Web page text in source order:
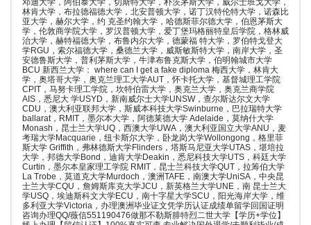
邓迪大学，阿伯泰大学，切斯特大学，朴茨茅斯大学，威尔士班戈大学，
林肯大学，布拉德福德大学，北安普顿大学，诺丁汉特伦特大学，诺森比
亚大学，赫尔大学，约 克圣约翰大学，哈德斯菲尔德大学，伯恩茅斯大
学，伦敦商学院大学，罗汉普顿大学，爱丁堡玛格丽特皇后学院，格林威
治大学，赫特福德大学，布鲁内尔大学，德蒙福 特大学，罗伯特戈登大
学RGU，索尔福德大学，桑德兰大学，威斯敏斯特大学，南岸大学，圣
安德鲁斯大学，普利茅斯大学，牛津布鲁克斯大学，伯明翰城市大学
BCU 新西兰大学： where can I get a fake diploma 梅西大学，林肯大
学，奥塔哥大学，奥克兰理工大学AUT，怀卡托大学，基督城理工学院
CPIT，马努卡理工学院，坎特伯雷大学，奥克兰大学，奥克兰商学院
AIS，悉尼大 学USYD，新南威尔士大学UNSW，查尔斯达尔文大学
CDU，澳大利亚联邦大学，斯威本科技大学Swinburne，巴拉瑞特大学
ballarat，RMIT，墨尔本大学，阿德莱德大学 Adelaide，莫纳什大学
Monash，昆士兰大学UQ，西澳大学UWA，澳大利亚国立大学ANU，麦
考瑞大学Macquarie，纽卡斯尔大学，卧龙岗大学Wollongong，格里菲
斯大学 Griffith，弗林德斯大学Flinders，塔斯马尼亚大学UTAS，堪培拉
大学，邦德大学Bond，迪肯大学Deakin，悉尼科技大学UTS，科廷大学
Curtin，墨尔本皇家理工学院 RMIT，昆士兰科技大学QUT，拉筹伯大学
La Trobe，莫道克大学Murdoch，澳洲TAFE，南澳大学UniSA，中央昆
士兰大学CQU，詹姆斯库克大学JCU，新英格兰大学UNE，南 昆士兰大
学USQ，埃迪斯科文大学ECU，南十字星大学SCU，阳光海岸大学，维
多利亚大学Victoria，办理澳洲毕业证文凭学历认证成绩单留学回国证明
咨询办理QQ/薇信551190476做那不勒斯腓特烈二世大学【学历+学位】